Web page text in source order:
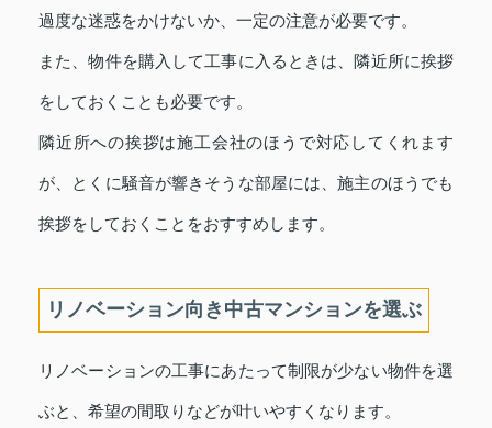
過度な迷惑をかけないか、一定の注意が必要です。
また、物件を購入して工事に入るときは、隣近所に挨拶
をしておくことも必要です。
隣近所への挨拶は施工会社のほうで対応してくれます
が、とくに騒音が響きそうな部屋には、施主のほうでも
挨拶をしておくことをおすすめします。
リノベーション向き中古マンションを選ぶ
リノベーションの工事にあたって制限が少ない物件を選
ぶと、希望の間取りなどが叶いやすくなります。